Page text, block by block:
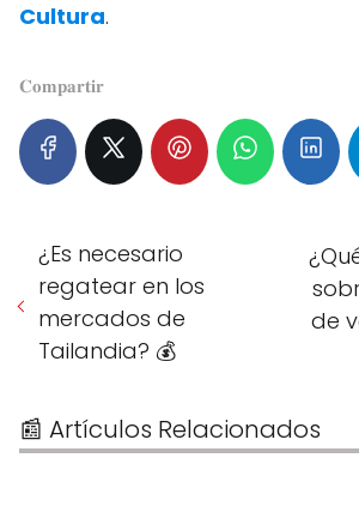
Cultura.
𝐂𝐨𝐦𝐩𝐚𝐫𝐭𝐢𝐫
¿Es necesario
regatear en los
mercados de
Tailandia? 💰
de
📰 Artículos Relacionados